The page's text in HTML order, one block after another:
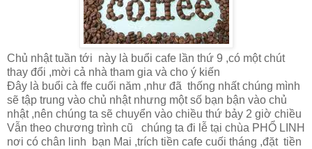
Chủ nhật tuần tới này là buổi cafe lần thứ 9 ,có một chút
thay đổi ,mời cả nhà tham gia và cho ý kiến
Đây là buổi cà ffe cuối năm ,như đã thống nhất chúng mình
sẽ tập trung vào chủ nhật nhưng một số bạn bận vào chủ
nhật ,nên chúng ta sẽ chuyển vào chiều thứ bảy 2 giờ chiều
Vẫn theo chương trình cũ chúng ta đi lễ tại chùa PHỔ LINH
nơi có chân linh bạn Mai ,trích tiền cafe cuối tháng ,đặt tiền